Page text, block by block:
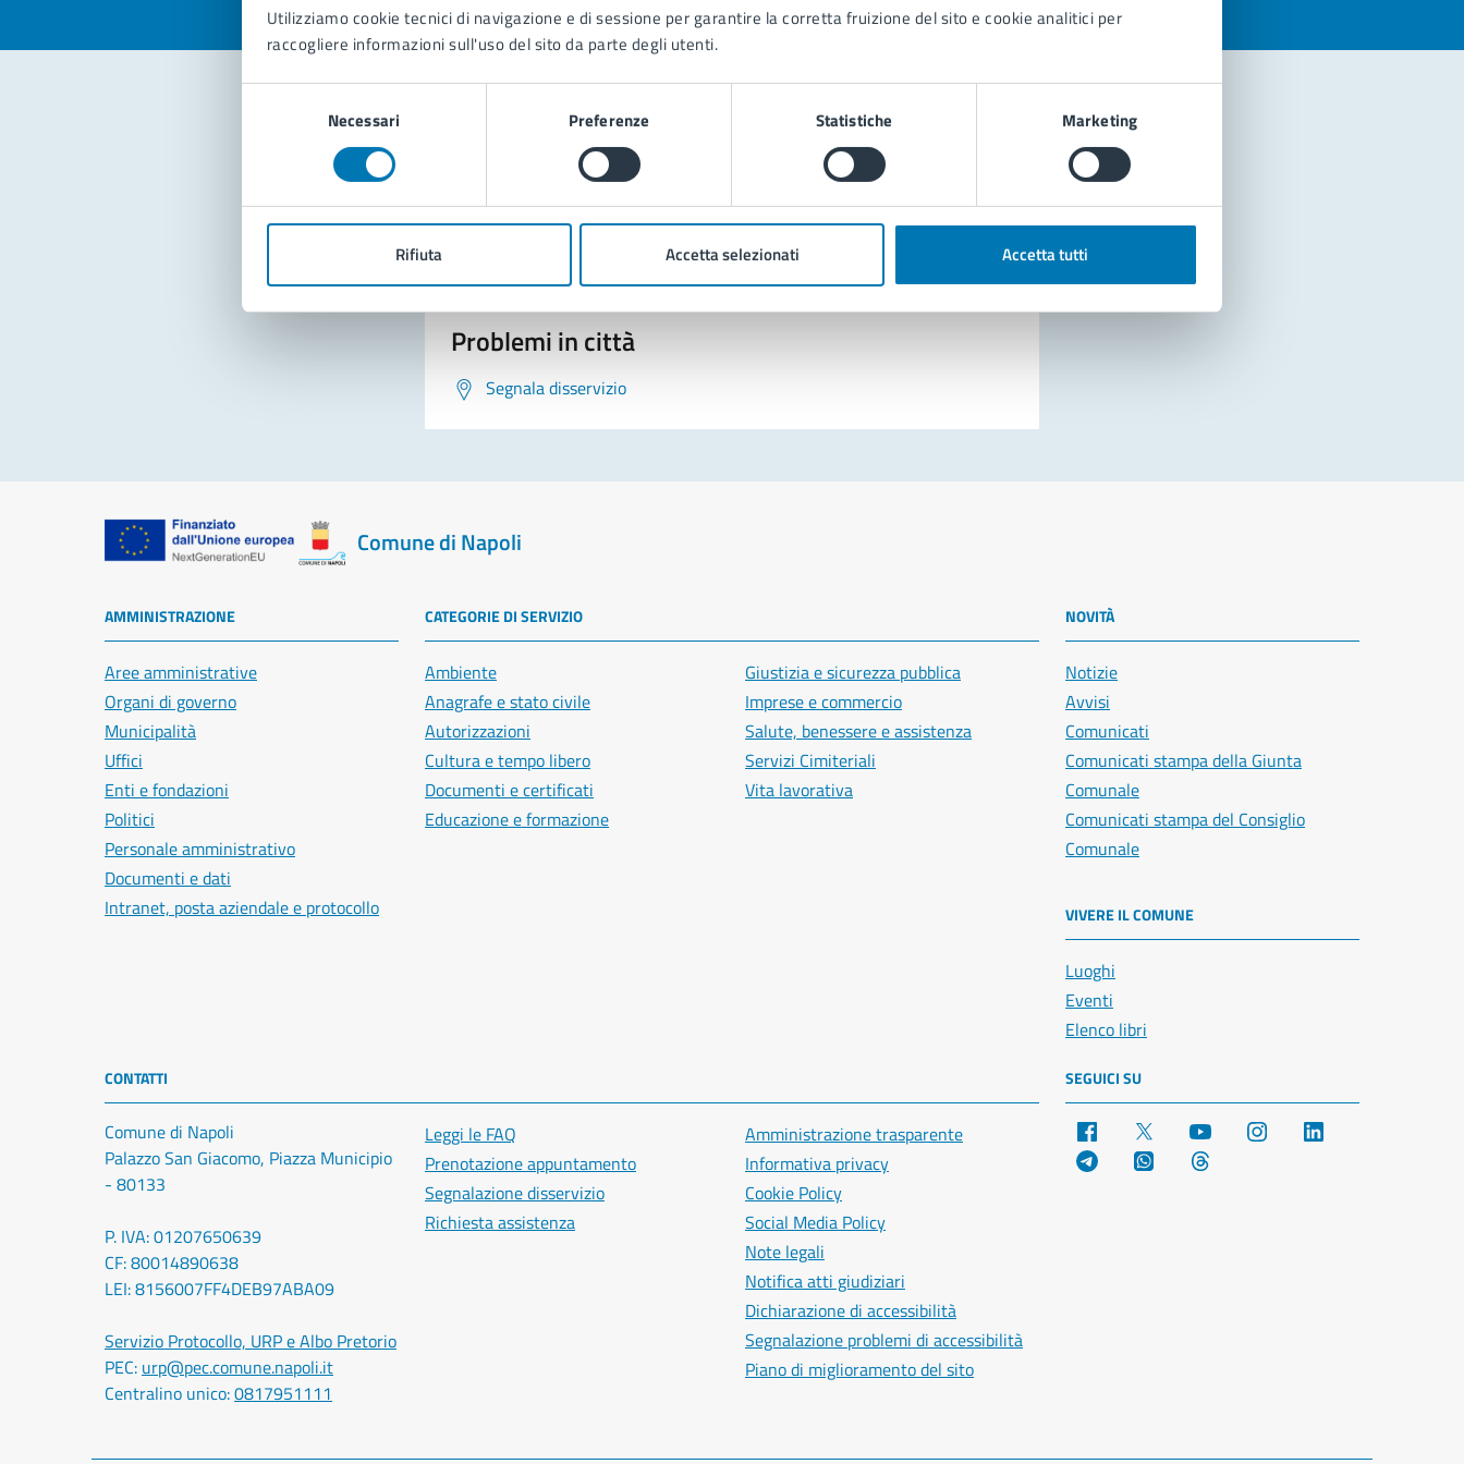
Utilizziamo cookie tecnici di navigazione e di sessione per garantire la corretta fruizione del sito e cookie analitici per
raccogliere informazioni sull'uso del sito da parte degli utenti.
Necessari Preferenze Statistiche Marketing
Rifiuta Accetta selezionati Accetta tutti
Contatta il comune
Prenota appuntamento
Problemi in città
Segnala disservizio
Comune di Napoli
AMMINISTRAZIONE
Aree amministrative
Organi di governo
Municipalità
Uffici
Enti e fondazioni
Politici
Personale amministrativo
Documenti e dati
Intranet, posta aziendale e protocollo
CATEGORIE DI SERVIZIO
Ambiente
Anagrafe e stato civile
Autorizzazioni
Cultura e tempo libero
Documenti e certificati
Educazione e formazione
Giustizia e sicurezza pubblica
Imprese e commercio
Salute, benessere e assistenza
Servizi Cimiteriali
Vita lavorativa
NOVITÀ
Notizie
Avvisi
Comunicati
Comunicati stampa della Giunta
Comunale
Comunicati stampa del Consiglio
Comunale
VIVERE IL COMUNE
Luoghi
Eventi
Elenco libri
CONTATTI
Comune di Napoli
Palazzo San Giacomo, Piazza Municipio
- 80133
P. IVA: 01207650639
CF: 80014890638
LEI: 8156007FF4DEB97ABA09
Servizio Protocollo, URP e Albo Pretorio
PEC: urp@pec.comune.napoli.it
Centralino unico:0817951111
Leggi le FAQ
Prenotazione appuntamento
Segnalazione disservizio
Richiesta assistenza
Amministrazione trasparente
Informativa privacy
Cookie Policy
Social Media Policy
Note legali
Notifica atti giudiziari
Dichiarazione di accessibilità
Segnalazione problemi di accessibilità
Piano di miglioramento del sito
SEGUICI SU
Facebook YouTube Instagram
Telegram WhatsApp